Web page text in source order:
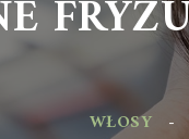
WŁOSY -